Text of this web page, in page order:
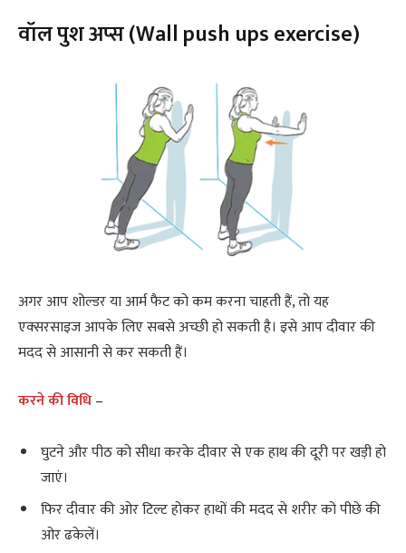
वॉल पुश अप्स (Wall push ups exercise)
अगर आप शोल्‍डर या आर्म फैट को कम करना चाहती हैं, तो यह
एक्‍सरसाइज आपके लिए सबसे अच्‍छी हो सकती है। इसे आप दीवार की
मदद से आसानी से कर सकती हैं।
करने की विधि–
घुटने और पीठ को सीधा करके दीवार से एक हाथ की दूरी पर खड़ी हो
जाएं।
फिर दीवार की ओर टिल्ट होकर हाथों की मदद से शरीर को पीछे की
ओर ढकेलें।